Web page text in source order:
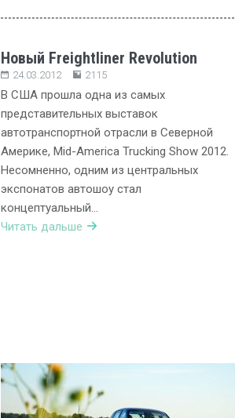
Новый Freightliner Revolution
24.03.2012 2115
В США прошла одна из самых
представительных выставок
автотранспортной отрасли в Северной
Америке, Mid-America Trucking Show 2012.
Несомненно, одним из центральных
экспонатов автошоу стал
концептуальный…
Читать дальше